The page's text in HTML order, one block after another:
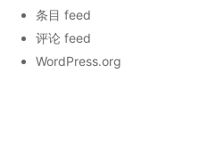
条目 feed
评论 feed
WordPress.org